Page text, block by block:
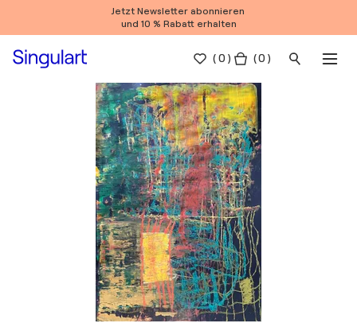
Jetzt Newsletter abonnieren
und 10 % Rabatt erhalten
(0 ) ( 0 )